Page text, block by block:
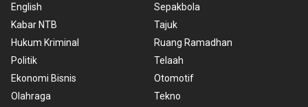
English
Kabar NTB
Hukum Kriminal
Politik
Ekonomi Bisnis
Olahraga
Sepakbola
Tajuk
Ruang Ramadhan
Telaah
Otomotif
Tekno